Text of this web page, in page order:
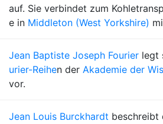
auf. Sie verbindet zum
e in Middleton (West Yorkshire)
Jean Baptiste Joseph Fourier legt
urier-Reihen der Akademie der
vor.
Jean Louis Burckhardt beschreibt